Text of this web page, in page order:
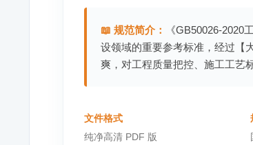
📖 规范简介：
《GB50026-
设领域的重要参考标准，经过【
爽，对工程质量把控、施工工艺
文件格式
纯净高清 PDF 版